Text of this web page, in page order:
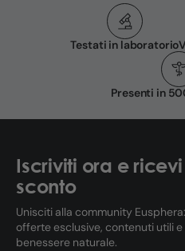
Testati in laboratorio
Presenti in
Iscriviti ora e
sconto
Unisciti alla community
offerte esclusive, contenuti utili
benessere naturale.